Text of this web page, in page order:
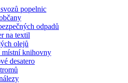
popelnic
odpadů
na textil
olejů
místní knihovny
desatero